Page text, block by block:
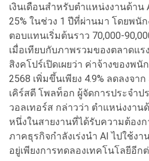
เงินเดือนสำหรับตำแหน่งงานด้า
25% ในช่วง 1 ปีที่ผ่านมา โดยพนั
ตอบแทนเริ่มต้นราว 70,000-
เมื่อเทียบกับภาพรวมของตลาดแร
สิงคโปร์เปิดเผยว่า ค่าจ้างของพ
2568 เพิ่มขึ้นเพียง 4.9% ลดลงจาก
เคิร์สตี โพลท็อก ผู้จัดการประจำป
วอลเทอร์ส กล่าวว่า ตำแหน่งงาน
หนึ่งในสายงานที่ได้รับความต้อง
ภาคธุรกิจกำลังเร่งนำ AI ไปใช้งา
อยู่เพียงการทดลองเทคโนโลยีอีก